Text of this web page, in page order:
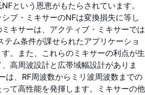
という恩恵がもたらされています。
ブ・ミキサーのNFは変換損失に等し
キサーは、アクティブ・ミキサーでは
テム条件が課せられたアプリケーショ
。また、これらのミキサーの利点が生
高周波設計と広帯域幅設計がありま
は、RF周波数からミリ波周波数までの
て高性能を発揮します。ミキサーの他